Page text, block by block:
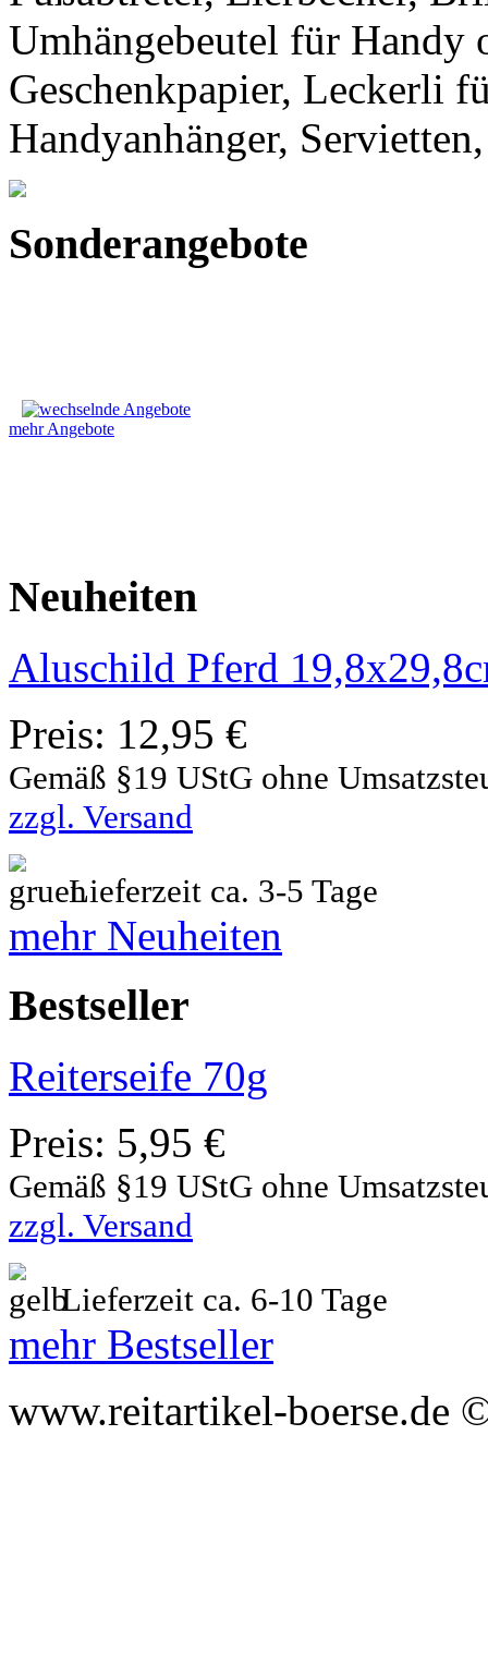
Umhängebeutel für Handy
Geschenkpapier, Leckerli
Handyanhänger,
Sonderangebote
mehr Angebote
Neuheiten
Aluschild Pferd
Preis: 12,95 €
Gemäß §19 UStG ohne
zzgl. Versand
Lieferzeit ca. 3-5 Tage
mehr Neuheiten
Bestseller
Reiterseife 70g
Preis: 5,95 €
Gemäß §19 UStG ohne
zzgl. Versand
Lieferzeit ca. 6-10 Tage
mehr Bestseller
www.reitartikel-boerse.de